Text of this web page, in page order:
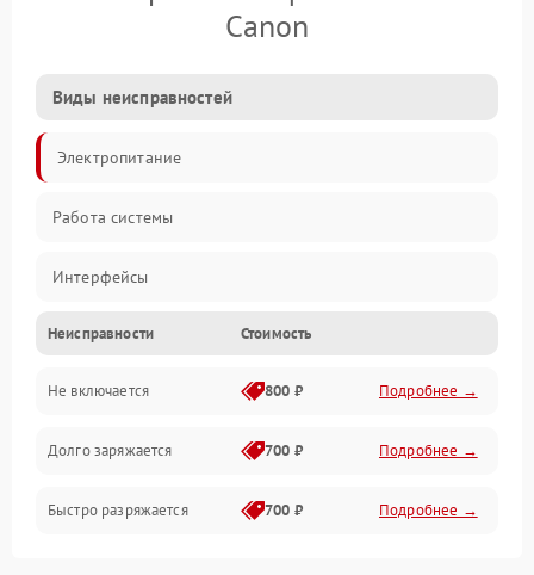
Canon
Виды неисправностей
Электропитание
Работа системы
Интерфейсы
Электронные компоненты
Корпус/Герметичность
Неисправности Стоимость
Не включается 800 ₽ Подробнее →
Долго заряжается 700 ₽ Подробнее →
Быстро разряжается 700 ₽ Подробнее →